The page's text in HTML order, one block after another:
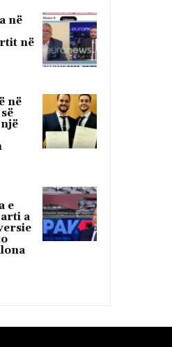
në
në
në
e
a